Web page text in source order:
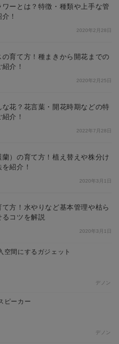
ワーとは？特徴・種類や上手な管
！
2020年2月28日
の育て方！種まきから開花までの
介！
2020年2月25日
な花？花言葉・開花時期などの特
介！
2022年7月28日
）の育て方！植え替えや株分け
紹介！
2020年3月1日
て方！水やりなど基本管理や枯ら
るコツを解説
2020年3月1日
空間にするガジェット
デノン
ピーカー
デノン